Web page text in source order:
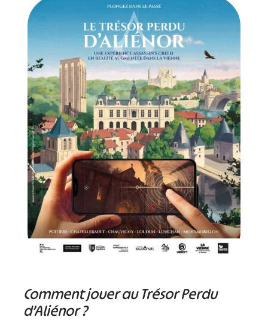
Comment jouer au Trésor Perdu
d’Aliénor ?